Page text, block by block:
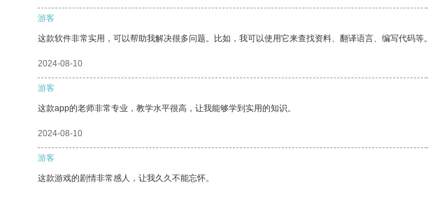
游客
这款软件非常实用，可以帮助我解决很多问题。比如，我可以使用它来查找资料、翻译语言、编写代码等。
2024-08-10
游客
这款app的老师非常专业，教学水平很高，让我能够学到实用的知识。
2024-08-10
游客
这款游戏的剧情非常感人，让我久久不能忘怀。